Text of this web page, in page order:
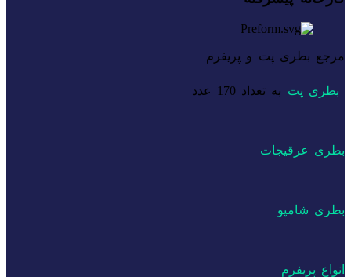
مرجع بطری پت و پریفرم
بطری پت به تعداد 170 عدد
بطری عرقیجات
بطری شامپو
انواع پریفرم